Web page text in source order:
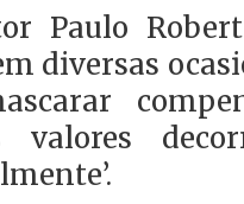
Paulo
diversas